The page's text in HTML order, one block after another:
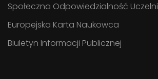
Społeczna Odpowiedzialność Uczelni
Europejska Karta Naukowca
Biuletyn Informacji Publicznej